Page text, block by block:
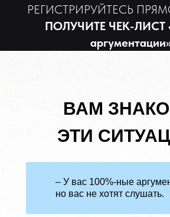
РЕГИСТРИРУЙТЕСЬ
ПОЛУЧИТЕ ЧЕК-ЛИСТ
аргументации
ВАМ
ЭТИ
– У вас 100%-ные
но вас не хотят слушать.